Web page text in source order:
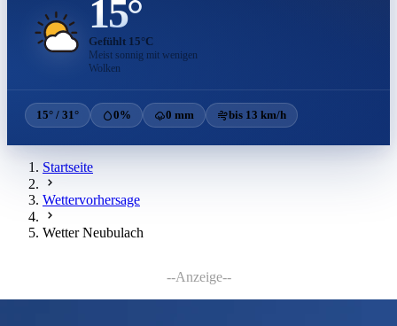
15°
Gefühlt 15°C
Meist sonnig mit wenigen
Wolken
15° / 31° 0% 0 mm bis 13 km/h
Startseite
Wettervorhersage
Wetter Neubulach
--Anzeige--